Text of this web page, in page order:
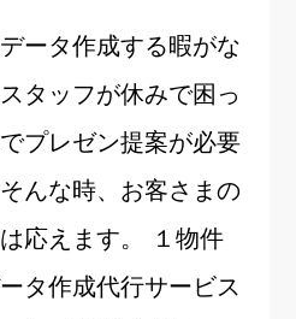
ータ作成する暇がな
タッフが休みで困っ
プレゼン提案が必要
んな時、お客さまの
応えます。 １物件
タ作成代行サービス